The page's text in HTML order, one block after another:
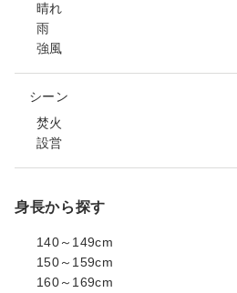
晴れ
雨
強風
シーン
焚火
設営
身長から探す
140～149cm
150～159cm
160～169cm